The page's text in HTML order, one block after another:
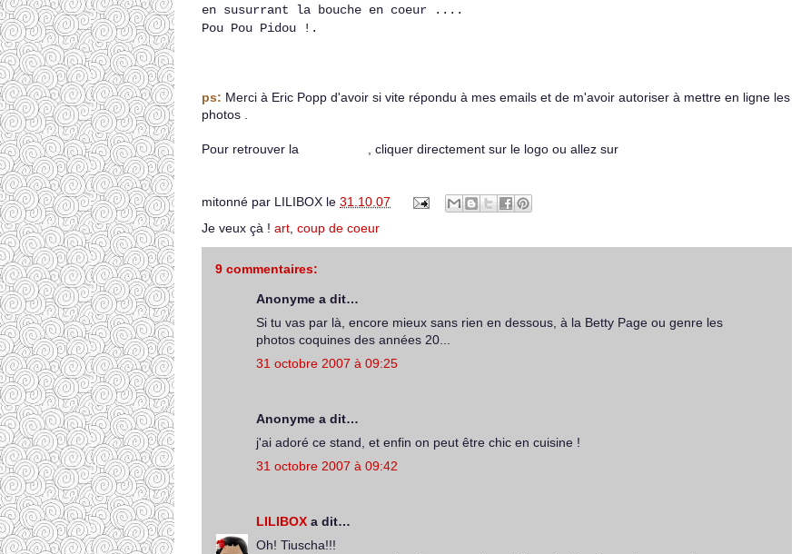
en susurrant la bouche en coeur ....
Pou Pou Pidou !.
ps: Merci à Eric Popp d'avoir si vite répondu à mes emails et de m'avoir autoriser à mettre en ligne les
photos .
Pour retrouver la , cliquer directement sur le logo ou allez sur
mitonné par LILIBOX le 31.10.07
Je veux çà ! art coup de coeur
9 commentaires:
Anonyme a dit…
Si tu vas par là, encore mieux sans rien en dessous, à la Betty Page ou genre les
photos coquines des années 20...
31 octobre 2007 à 09:25
Anonyme a dit…
j'ai adoré ce stand, et enfin on peut être chic en cuisine !
31 octobre 2007 à 09:42
LILIBOX a dit…
Oh! Tiuscha!!!